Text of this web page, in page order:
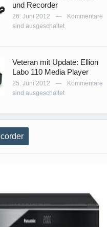
und Recorder
26. Juni 2012 —
Kommentare
sind ausgeschaltet
Veteran mit Update: Ellion
Labo 110 Media Player
25. Juni 2012 —
Kommentare
sind ausgeschaltet